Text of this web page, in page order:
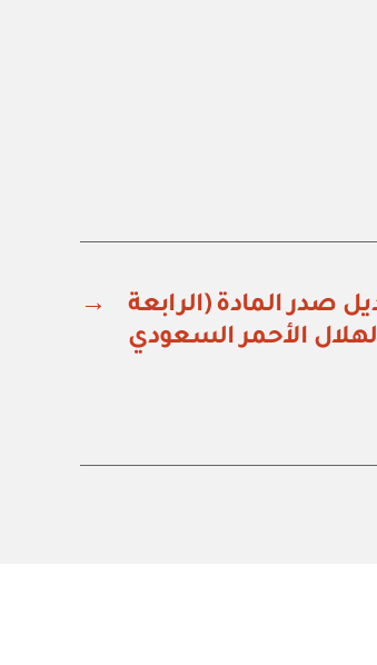
→
الوزراء رقم (٧٠) تعديل صدر المادة (الرابعة
الأحمر السعودي